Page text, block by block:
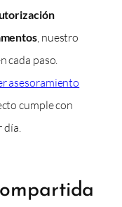
, nuestro
cada paso.
asesoramiento
cumple con